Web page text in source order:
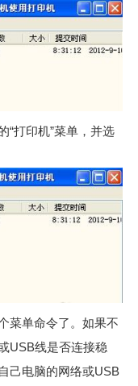
“打印机”菜单，并选
菜单命令了。如果不
USB线是否连接稳
己电脑的网络或USB